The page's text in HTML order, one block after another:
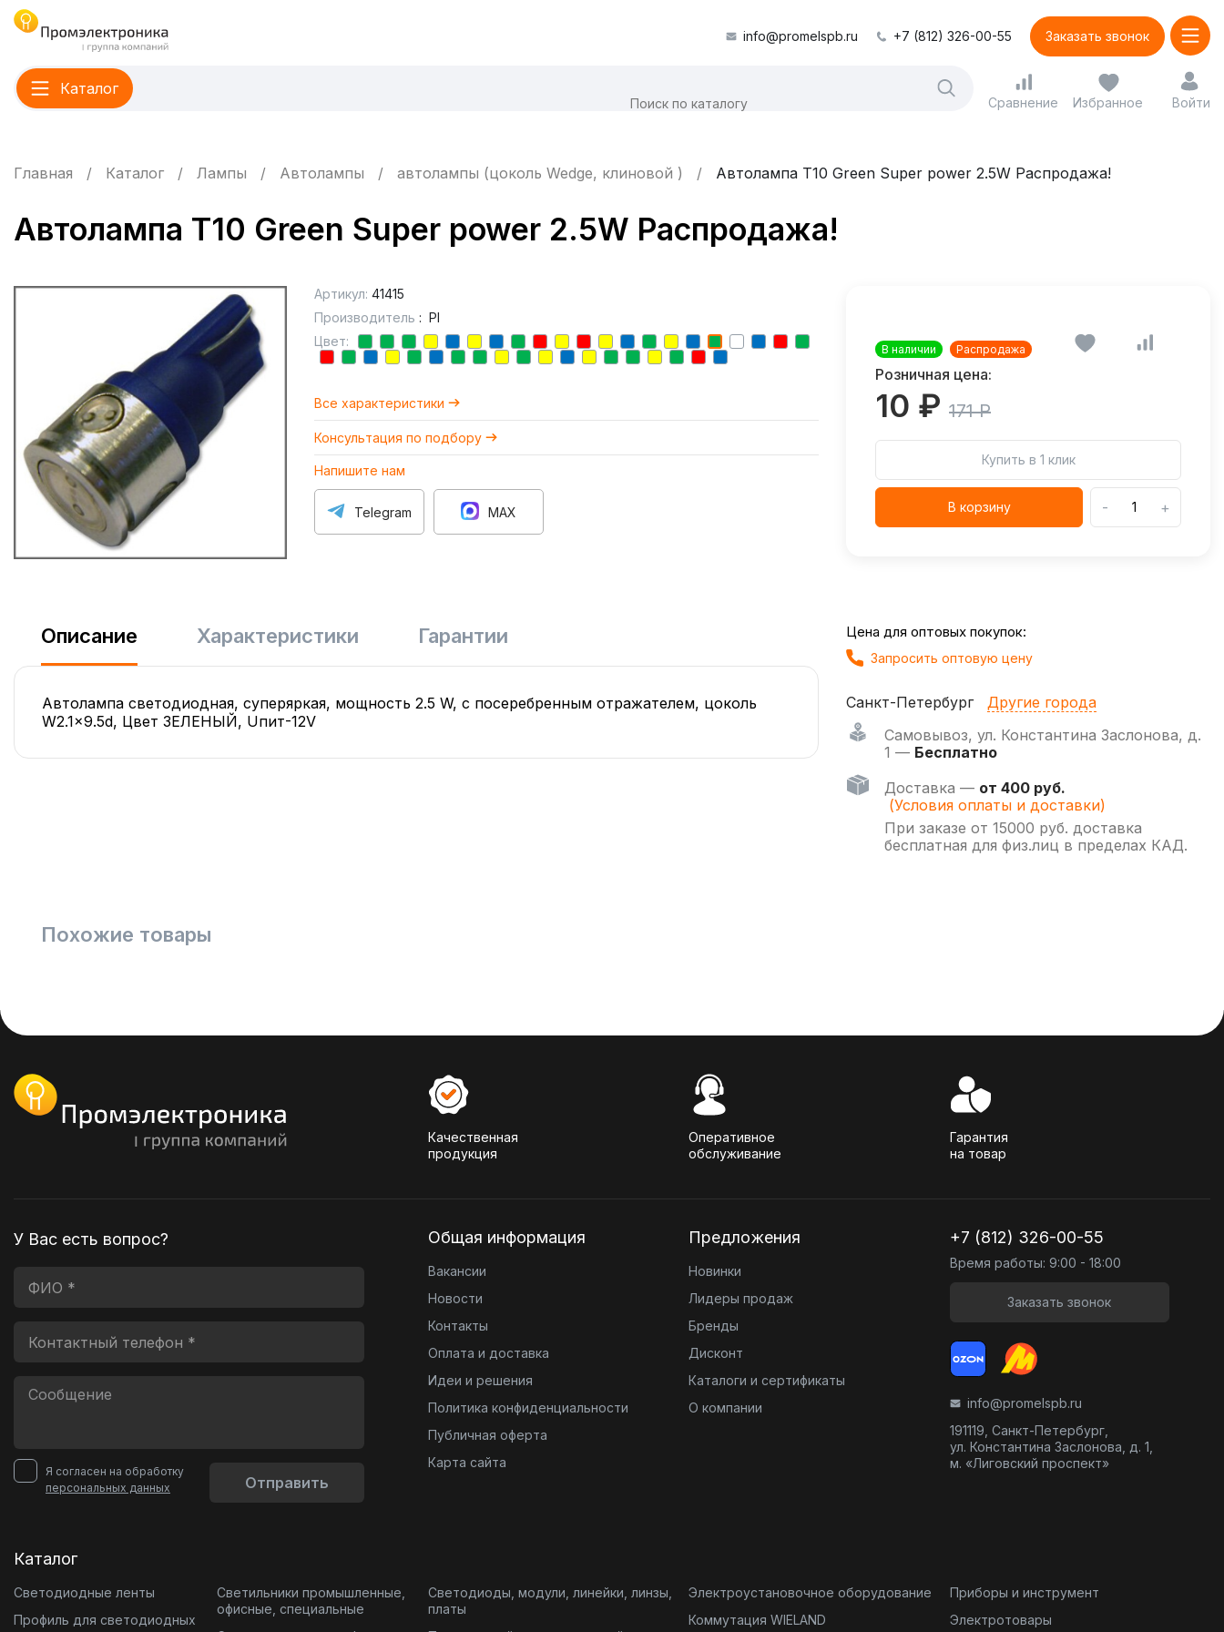
info@promelspb.ru +7 (812) 326-00-55 Заказать звонок
Каталог
Сравнение Избранное Войти
Главная Каталог Лампы Автолампы автолампы (цоколь Wedge, клиновой ) Автолампа T10 Green Super power 2.5W Распродажа!
Автолампа T10 Green Super power 2.5W Распродажа!
Артикул: 41415
Производитель : PI
Цвет:
Все характеристики
Консультация по подбору
Напишите нам
Telegram MAX
В наличии Распродажа
Розничная цена:
10 ₽ 171 Р
Купить в 1 клик
В корзину - +
Описание Характеристики Гарантии
Автолампа светодиодная, суперяркая, мощность 2.5 W, с посеребренным отражателем, цоколь
W2.1x9.5d, Цвет ЗЕЛЕНЫЙ, Uпит-12V
Цена для оптовых покупок:
Запросить оптовую цену
Санкт-Петербург
Другие города
Самовывоз, ул. Константина Заслонова, д.
1 — Бесплатно
Доставка — от 400 руб.
(Условия оплаты и доставки)
При заказе от 15000 руб. доставка
бесплатная для физ.лиц в пределах КАД.
Похожие товары
Качественная
продукция
Оперативное
обслуживание
Гарантия
на товар
У Вас есть вопрос?
Я согласен на обработку
персональных данных
Отправить
Общая информация
Вакансии
Новости
Контакты
Оплата и доставка
Идеи и решения
Политика конфиденциальности
Публичная оферта
Карта сайта
Предложения
Новинки
Лидеры продаж
Бренды
Дисконт
Каталоги и сертификаты
О компании
+7 (812) 326-00-55
Время работы: 9:00 - 18:00
Заказать звонок
info@promelspb.ru
191119, Санкт-Петербург,
ул. Константина Заслонова, д. 1,
м. «Лиговский проспект»
Каталог
Светодиодные ленты
Профиль для светодиодных
Светильники промышленные,
офисные, специальные
Светодиоды, модули, линейки, линзы,
платы
Электроустановочное оборудование
Коммутация WIELAND
Приборы и инструмент
Электротовары